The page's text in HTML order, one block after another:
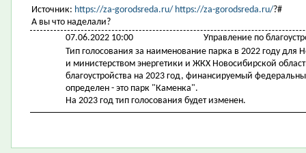
Источник: https://za-gorodsreda.ru/ https://za-gorodsreda.ru/?#
А вы что наделали?
07.06.2022 10:00
Управление по
Тип голосования за наименование парка в 2022 году для
и министерством энергетики и ЖКХ Новосибирской
благоустройства на 2023 год, финансируемый
определен - это парк "Каменка".
На 2023 год тип голосования будет изменен.